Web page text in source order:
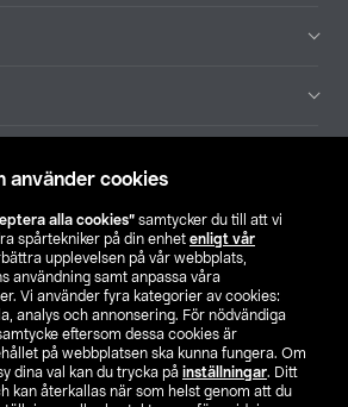
använder cookies
alla cookies” samtycker du till att vi
spårtekniker på din enhet enligt vår
upplevelsen på vår webbplats,
användning samt anpassa våra
Vi använder fyra kategorier av cookies:
analys och annonsering. För nödvändiga
eftersom dessa cookies är
på webbplatsen ska kunna fungera. Om
dina val kan du trycka på inställningar. Ditt
kan återkallas när som helst genom att du
Hitta butik
SE NO FI